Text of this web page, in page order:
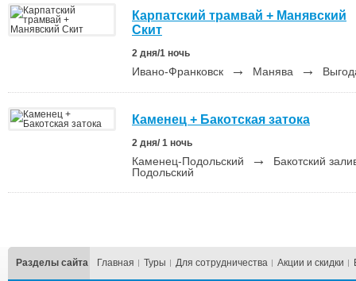
Карпатский трамвай + Манявский
Скит
2 дня/1 ночь
Ивано-Франковск → Манява →
Каменец + Бакотская затока
2 дня/ 1 ночь
Каменец-Подольский →
Бакотский
Подольский
Разделы сайта Главная Туры Для сотрудничества Акции и скидки